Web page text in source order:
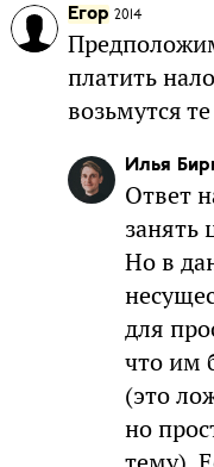
Егор 2014
платить
возьмутся
Илья
Ответ
занять
Но в
для
что им
(это
но